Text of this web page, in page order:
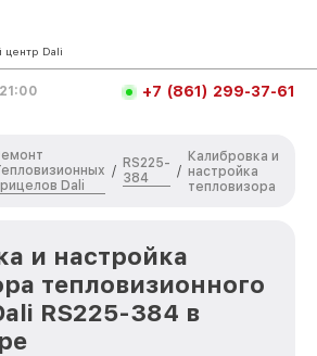
Dali
21:00 +7 (861) 299-37-61
Dali
/
RS225-
384
/
Калибровка и
настройка
тепловизора
и настройка
тепловизионного
RS225-384 в